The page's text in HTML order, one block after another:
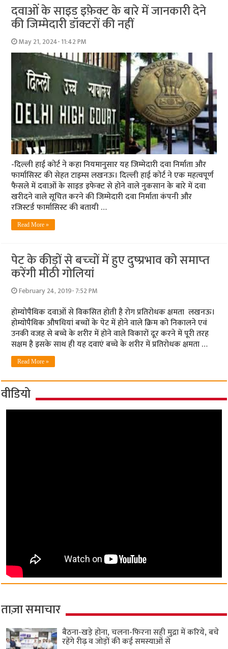
दवाओं के साइड इफ़ेक्ट के बारे में जानकारी देने
की जिम्मेदारी डॉक्टरों की नहीं
May 21, 2024- 11:42 PM
-दिल्ली हाई कोर्ट ने कहा नियमानुसार यह जिम्मेदारी दवा निर्माता और
फार्मासिस्ट की सेहत टाइम्स लखनऊ। दिल्ली हाई कोर्ट ने एक महत्वपूर्ण
फैसले में दवाओं के साइड इफेक्ट से होने वाले नुकसान के बारे में दवा
खरीदने वाले सूचित करने की जिम्मेदारी दवा निर्माता कंपनी और
रजिस्टर्ड फार्मासिस्ट की बतायी …
Read More »
पेट के कीड़ों से बच्‍चों में हुए दुष्‍प्रभाव को समाप्‍त
करेंगी मीठी गोलियां
February 24, 2019- 7:52 PM
होम्‍योपैथिक दवाओं से विकसित होती है रोग प्रतिरोधक क्षमता लखनऊ।
होम्योपैथिक औषधियां बच्चों के पेट में होने वाले क्रिम को निकालने एवं
उनकी वजह से बच्चे के शरीर में होने वाले विकारों दूर करने में पूरी तरह
सक्षम है इसके साथ ही यह दवाएं बच्चे के शरीर में प्रतिरोधक क्षमता …
Read More »
वीडियो
ताज़ा समाचार
बैठना-खड़े होना, चलना-फिरना सही मुद्रा में करिये, बचे
रहेंगे रीढ़ व जोड़ों की कई समस्याओं से